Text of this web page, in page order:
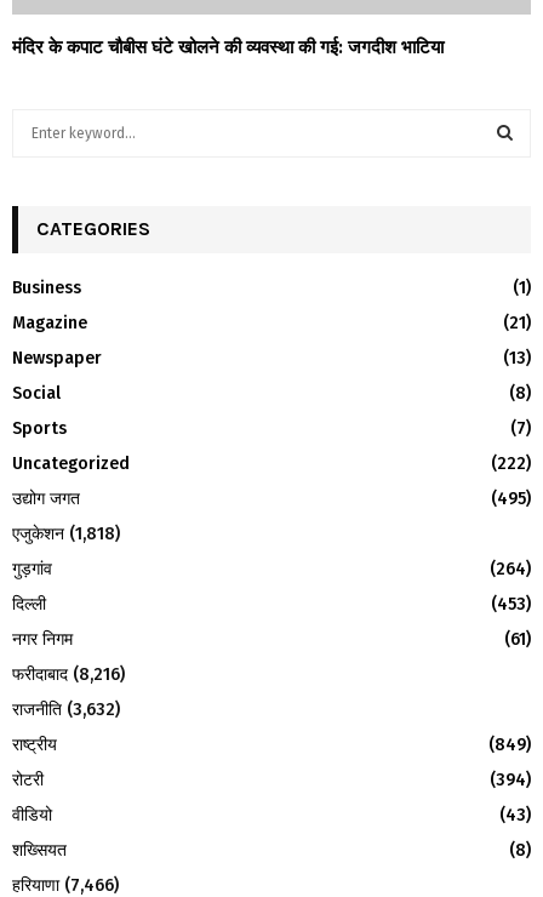
मंदिर के कपाट चौबीस घंटे खोलने की व्यवस्था की गई: जगदीश भाटिया
h
o
r
:
R
CATEGORIES
Business
(1)
Magazine
(21)
Newspaper
(13)
Social
(8)
Sports
(7)
Uncategorized
(222)
उद्योग जगत
(495)
एजुकेशन (1,818)
गुड़गांव
(264)
दिल्ली
(453)
नगर निगम
(61)
फरीदाबाद (8,216)
राजनीति (3,632)
राष्ट्रीय
(849)
रोटरी
(394)
वीडियो
(43)
शख्सियत
(8)
हरियाणा(7,466)